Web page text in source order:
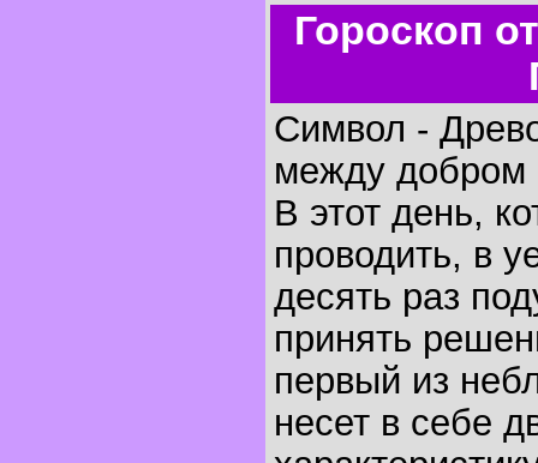
Гороскоп
Символ -
между добром
В этот день,
проводить, в
десять раз
принять
первый из
несет в себе